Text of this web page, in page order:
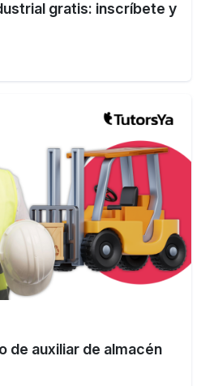
gratis: inscríbete y
de auxiliar de almacén